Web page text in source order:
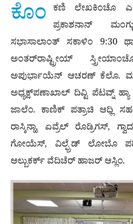
ಕೊಂ ಕಣಿ ಲೇಖಕಿಂಚೊ
ಪ್ರಕಾಶನಾನ್
ಸಭಾಸಾಲಾಂತ್ ಸಕಾಳಿಂ 9:30
ಅಂತರ್‌ರಾಷ್ಟ್ರೀಯ್
ಅಪುರ್ಭಾಯೆನ್ ಆಚರಣ್ ಕೆಲೊ.
ಅಧ್ಯಕ್ಷ್‌ಪಣಾಖಾಲ್ ದಿವ್ಟಿ ಪೆಟವ್ನ್
ಜಾಲೆಂ. ಕಾಣಿಕ್ ಪತ್ರಾಚಿ ಆಧ್ಲಿ
ರಾಸ್ಕಿನ್ಹಾ, ಏವ್ರೆಲ್ ರೊಡ್ರಿಗಸ್,
ಗೋಯೆಸ್, ವಿಲ್ಫ್ರೆಡ್ ಲೋಬೊ
ಆಲ್ಬುಕರ್ಕ್ ವೆದಿಚೆರ್ ಹಾಜರ್ ಆಸ್ಲಿಂ.